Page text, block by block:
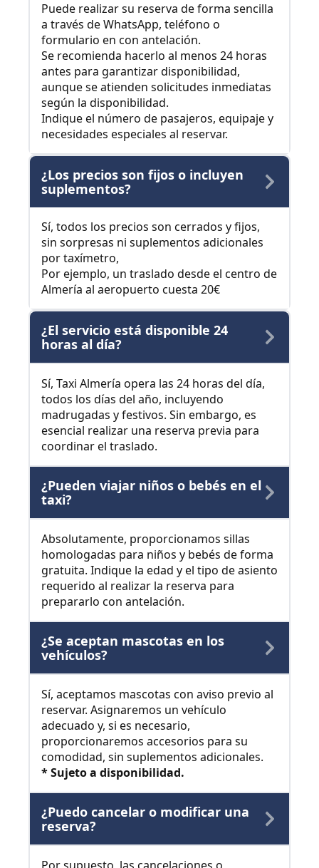
Puede realizar su reserva de forma sencilla
a través de WhatsApp, teléfono o
formulario en con antelación.
Se recomienda hacerlo al menos 24 horas
antes para garantizar disponibilidad,
aunque se atienden solicitudes inmediatas
según la disponibilidad.
Indique el número de pasajeros, equipaje y
necesidades especiales al reservar.
¿Los precios son fijos o incluyen
suplementos?
Sí, todos los precios son cerrados y fijos,
sin sorpresas ni suplementos adicionales
por taxímetro,
Por ejemplo, un traslado desde el centro de
Almería al aeropuerto cuesta 20€
¿El servicio está disponible 24
horas al día?
Sí, Taxi Almería opera las 24 horas del día,
todos los días del año, incluyendo
madrugadas y festivos. Sin embargo, es
esencial realizar una reserva previa para
coordinar el traslado.
¿Pueden viajar niños o bebés en el
taxi?
Absolutamente, proporcionamos sillas
homologadas para niños y bebés de forma
gratuita. Indique la edad y el tipo de asiento
requerido al realizar la reserva para
prepararlo con antelación.
¿Se aceptan mascotas en los
vehículos?
Sí, aceptamos mascotas con aviso previo al
reservar. Asignaremos un vehículo
adecuado y, si es necesario,
proporcionaremos accesorios para su
comodidad, sin suplementos adicionales.
* Sujeto a disponibilidad.
¿Puedo cancelar o modificar una
reserva?